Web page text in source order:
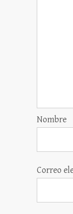
Nombre
Correo